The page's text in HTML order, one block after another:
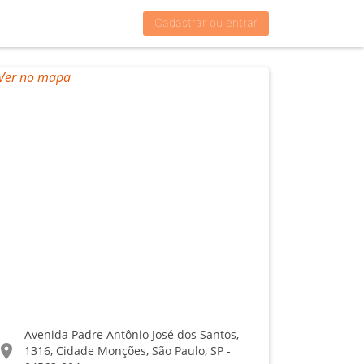
Cadastrar ou entrar
location_on
Avenida Padre Antônio José dos Santos,
1316, Cidade Monções, São Paulo, SP -